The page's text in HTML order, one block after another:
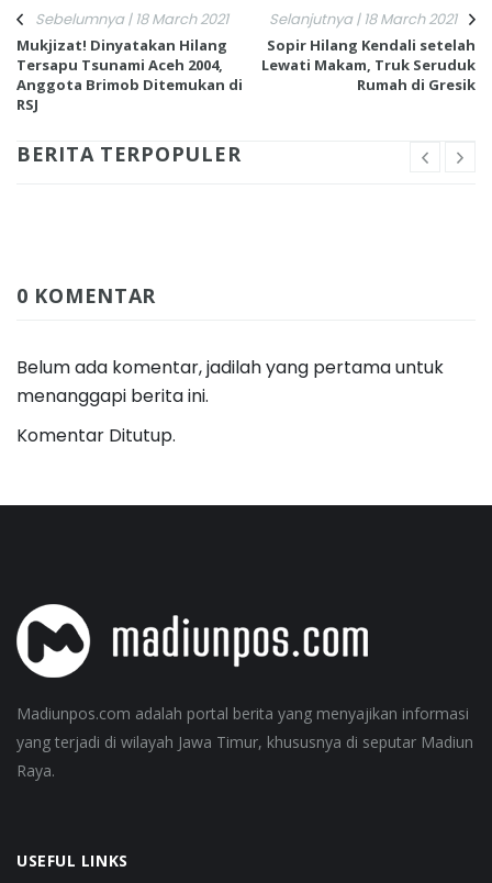
Sebelumnya | 18 March 2021
Mukjizat! Dinyatakan Hilang
Tersapu Tsunami Aceh 2004,
Anggota Brimob Ditemukan di
RSJ
Selanjutnya | 18 March 2021
Sopir Hilang Kendali setelah
Lewati Makam, Truk Seruduk
Rumah di Gresik
BERITA TERPOPULER
0 KOMENTAR
Belum ada komentar, jadilah yang pertama untuk
menanggapi berita ini.
Komentar Ditutup.
Madiunpos.com adalah portal berita yang menyajikan informasi
yang terjadi di wilayah Jawa Timur, khususnya di seputar Madiun
Raya.
USEFUL LINKS